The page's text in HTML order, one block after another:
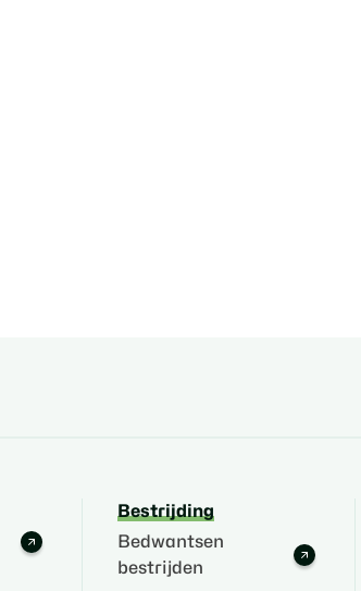
Bestrijding
Bedwantsen
bestrijden